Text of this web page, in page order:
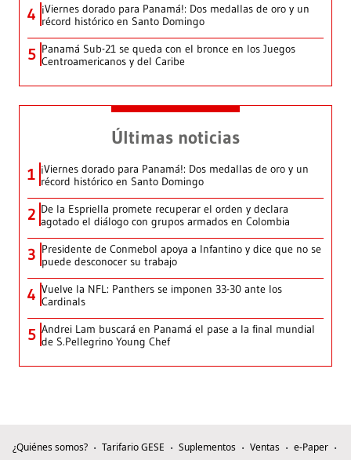
4 ¡Viernes dorado para Panamá!: Dos medallas de oro y un
récord histórico en Santo Domingo
5 Panamá Sub-21 se queda con el bronce en los Juegos
Centroamericanos y del Caribe
Últimas noticias
1 ¡Viernes dorado para Panamá!: Dos medallas de oro y un
récord histórico en Santo Domingo
2 De la Espriella promete recuperar el orden y declara
agotado el diálogo con grupos armados en Colombia
3 Presidente de Conmebol apoya a Infantino y dice que no se
puede desconocer su trabajo
4 Vuelve la NFL: Panthers se imponen 33-30 ante los
Cardinals
5 Andrei Lam buscará en Panamá el pase a la final mundial
de S.Pellegrino Young Chef
¿Quiénes somos? Tarifario GESE Suplementos Ventas
e-Paper